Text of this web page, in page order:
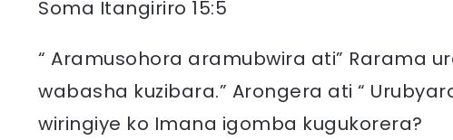
Soma Itangiriro 15:5
“ Aramusohora aramubwira ati” Rarama
wabasha kuzibara.” Arongera ati “
wiringiye ko Imana igomba kugukorera?